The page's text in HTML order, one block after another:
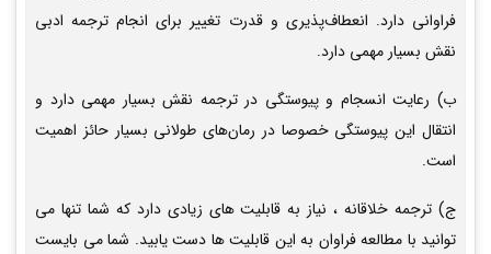
فراوانی دارد. انعطاف‌پذیری و قدرت تغییر برای انجام ترجمه ادبی
نقش بسیار مهمی دارد.
ب) رعایت انسجام و پیوستگی در ترجمه نقش بسیار مهمی دارد و
انتقال این پیوستگی خصوصا در رمان‌های طولانی بسیار حائز اهمیت
است.
ج) ترجمه خلاقانه ، نیاز به قابلیت های زیادی دارد که شما تنها می
توانید با مطالعه فراوان به این قابلیت ها دست یابید. شما می بایست